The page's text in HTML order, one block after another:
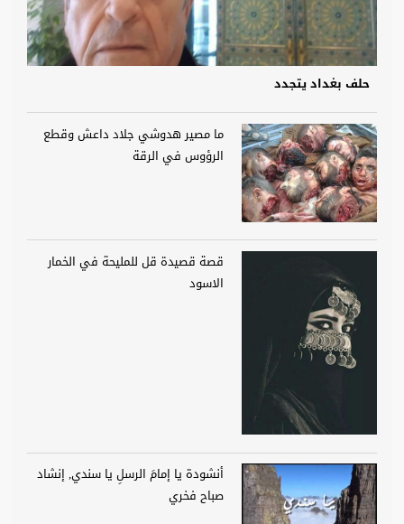
حلف بغداد يتجدد
ما مصير هدوشي جلاد داعش وقطع
الرؤوس في الرقة
قصة قصيدة قل للمليحة في الخمار
الاسود
أنشودة يا إمامَ الرسلِ يا سندي, إنشاد
صباح فخري